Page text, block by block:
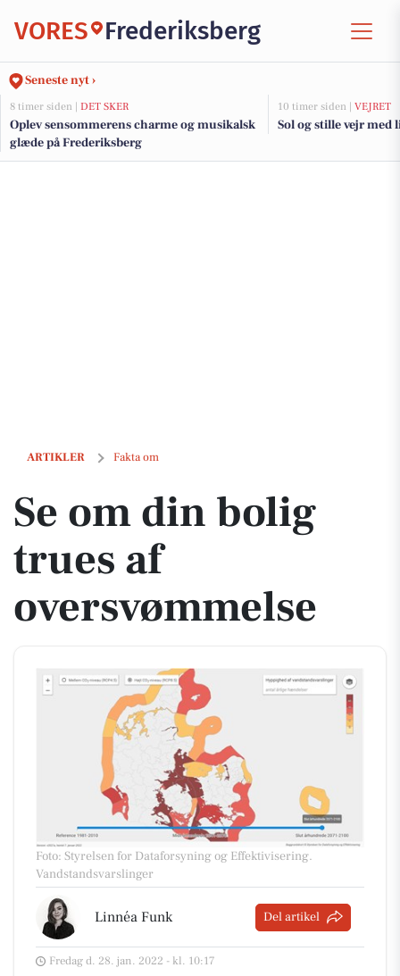
VORES Frederiksberg
Seneste nyt ›
8 timer siden | DET SKER
Oplev sensommerens charme og musikalsk
glæde på Frederiksberg
10 timer siden | VEJRET
Sol og stille vejr med
ARTIKLER Fakta om
Se om din bolig trues af oversvømmelse
Se om din bolig
trues af
oversvømmelse
Foto: Styrelsen for Dataforsyning og Effektivisering.
Vandstandsvarslinger
Linnéa Funk Del artikel
Fredag d. 28. jan. 2022 - kl. 10:17